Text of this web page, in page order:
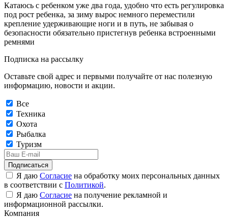
Катаюсь с ребенком уже два года, удобно что есть регулировка
под рост ребенка, за зиму вырос немного переместили
крепление удерживающие ноги и в путь, не забывая о
безопасности обязательно пристегнув ребенка встроенными
ремнями
Подписка на рассылку
Оставьте свой адрес и первыми получайте от нас полезную
информацию, новости и акции.
Все
Техника
Охота
Рыбалка
Туризм
Подписаться
Я даю Согласие на обработку моих персональных данных
в соответствии с Политикой.
Я даю Согласие на получение рекламной и
информационной рассылки.
Компания